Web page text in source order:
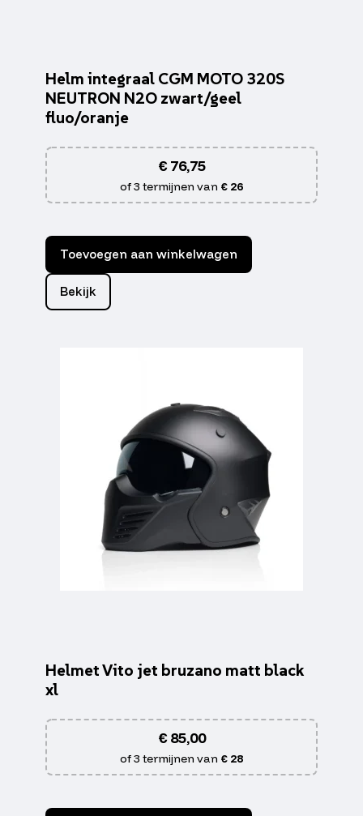
Helm integraal CGM MOTO 320S
NEUTRON N2O zwart/geel
fluo/oranje
€76,75
of 3 termijnen van € 26
Toevoegen aan winkelwagen
Bekijk
Helmet Vito jet bruzano matt black
xl
€85,00
of 3 termijnen van € 28